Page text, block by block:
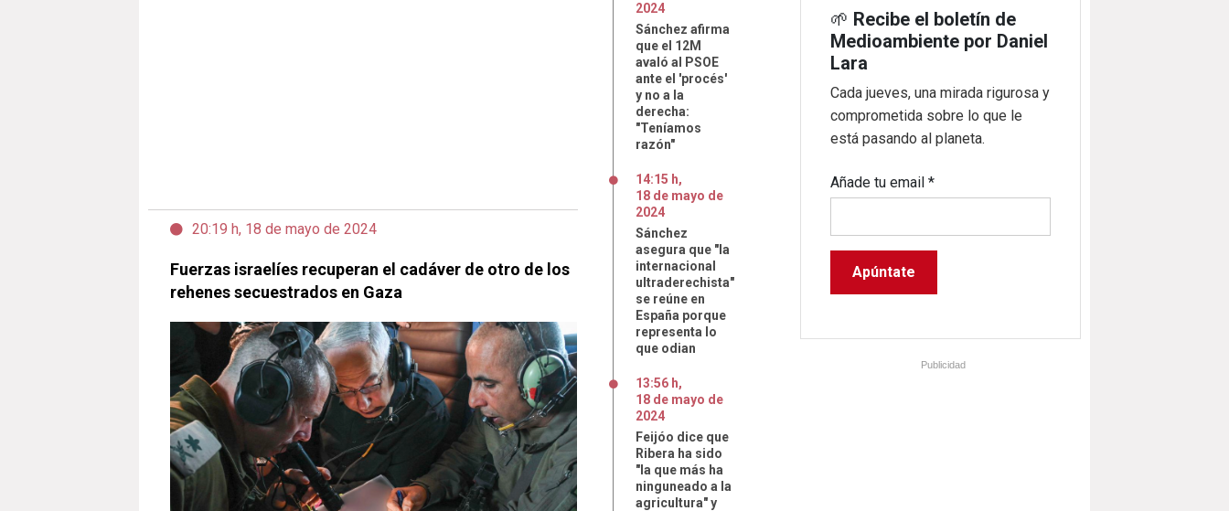
20:19 h, 18 de mayo de 2024
Fuerzas israelíes recuperan el cadáver de otro de los
rehenes secuestrados en Gaza
2024
Sánchez afirma
que el 12M
avaló al PSOE
ante el 'procés'
y no a la
derecha:
"Teníamos
razón"
14:15 h,
18 de mayo de
2024
Sánchez
asegura que "la
internacional
ultraderechista"
se reúne en
España porque
representa lo
que odian
13:56 h,
18 de mayo de
2024
Feijóo dice que
Ribera ha sido
"la que más ha
ninguneado a la
agricultura" y
🌱 Recibe el boletín de
Medioambiente por Daniel
Lara
Cada jueves, una mirada rigurosa y
comprometida sobre lo que le
está pasando al planeta.
Añade tu email*
Publicidad